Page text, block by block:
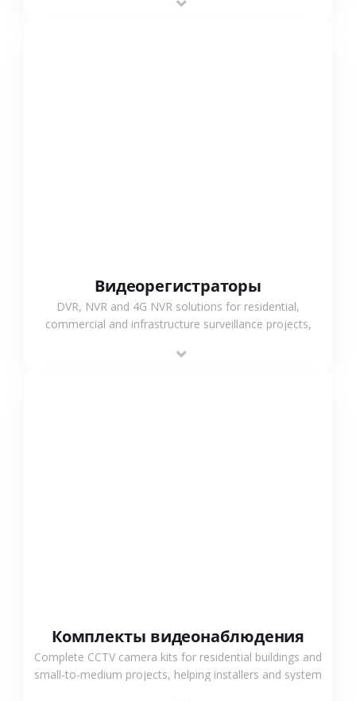
monitoring and flexible coverage.
Видеорегистраторы
DVR, NVR and 4G NVR solutions for residential,
commercial and infrastructure surveillance projects,
Комплекты видеонаблюдения
Complete CCTV camera kits for residential buildings and
small-to-medium projects, helping installers and system